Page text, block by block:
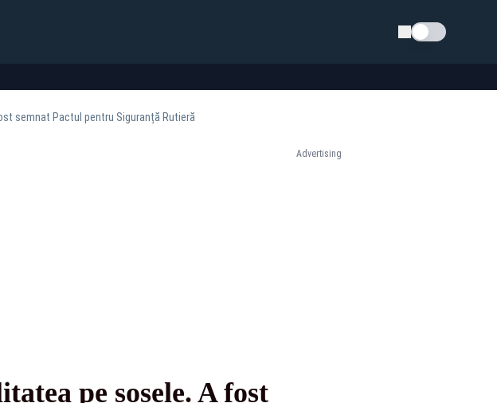
Schimba tema
semnat Pactul pentru Siguranță Rutieră
Advertising
pe șosele. A fost